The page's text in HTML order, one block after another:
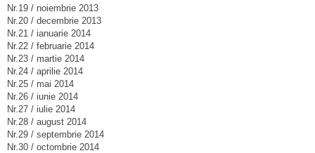
Nr.19 / noiembrie 2013
Nr.20 / decembrie 2013
Nr.21 / ianuarie 2014
Nr.22 / februarie 2014
Nr.23 / martie 2014
Nr.24 / aprilie 2014
Nr.25 / mai 2014
Nr.26 / iunie 2014
Nr.27 / iulie 2014
Nr.28 / august 2014
Nr.29 / septembrie 2014
Nr.30 / octombrie 2014